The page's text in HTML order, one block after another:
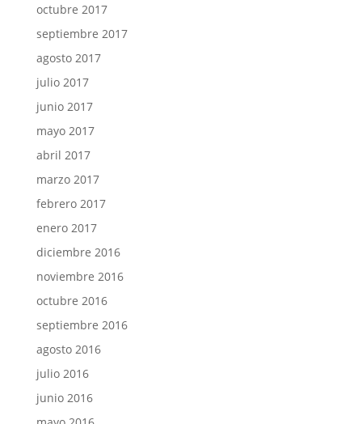
octubre 2017
septiembre 2017
agosto 2017
julio 2017
junio 2017
mayo 2017
abril 2017
marzo 2017
febrero 2017
enero 2017
diciembre 2016
noviembre 2016
octubre 2016
septiembre 2016
agosto 2016
julio 2016
junio 2016